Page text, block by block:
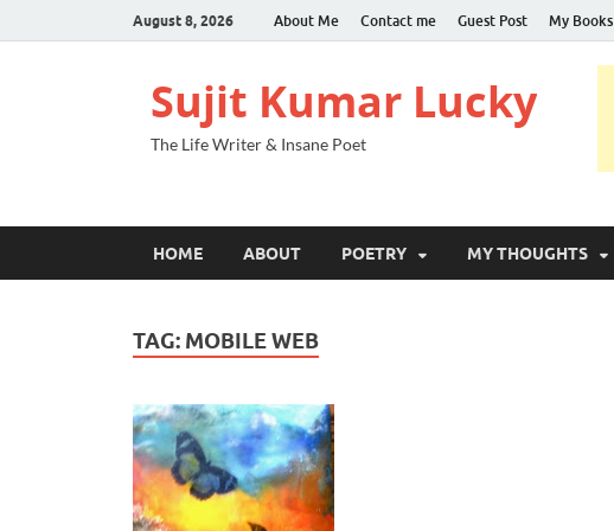
August 8, 2026 About Me Contact me Guest Post My Books
Sujit Kumar Lucky
The Life Writer & Insane Poet
HOME ABOUT POETRY MY THOUGHTS
TAG: MOBILE WEB